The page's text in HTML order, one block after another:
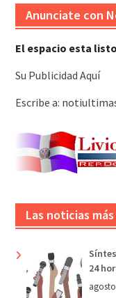
Anunciate con
El espacio esta listo
Su Publicidad Aquí
Escribe a:
Las noticias
24